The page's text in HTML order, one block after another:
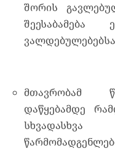
შორის
მთავრობამ
დაწყებამდე